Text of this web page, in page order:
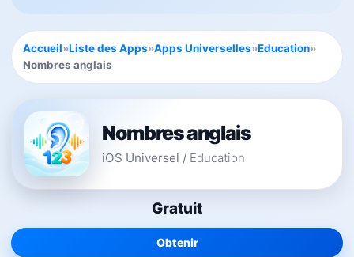
Accueil»Liste des Apps»Apps Universelles»Education»
Nombres anglais
Nombres anglais
iOS Universel / Education
Gratuit
Obtenir